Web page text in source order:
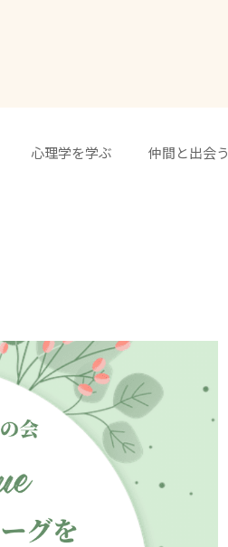
心理学を学ぶ 仲間と出会う